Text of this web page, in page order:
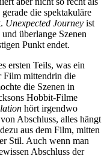
die spektakuläre
Unexpected Journey ist
überlange Szenen
Punkt endet.
ersten Teils, was ein
Film mittendrin die
die Szenen in
Hobbit-Filme
hört irgendwo
Abschluss, alles hängt
aus dem Film, mitten
Stil. Auch wenn man
Abschluss der